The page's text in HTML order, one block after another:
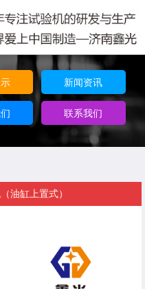
新闻资讯
联系我们
油缸上置式）